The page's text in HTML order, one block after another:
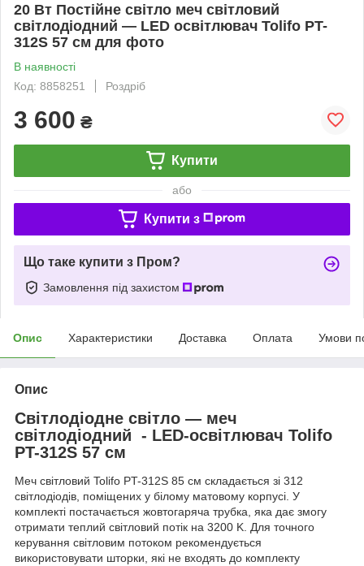
20 Вт Постійне світло меч світловий
світлодіодний — LED освітлювач Tolifo PT-
312S 57 см для фото
В наявності
Код: 8858251
Роздріб
3 600 ₴
Купити
або
Купити з
Що таке купити з Пром?
Замовлення під захистом
Опис Характеристики Доставка Оплата Умови
Опис
Світлодіодне світло — меч
світлодіодний - LED-освітлювач Tolifo
PT-312S 57 см
Меч світловий Tolifo PT-312S 85 см складається зі 312
світлодіодів, поміщених у білому матовому корпусі. У
комплекті постачається жовтогаряча трубка, яка дає змогу
отримати теплий світловий потік на 3200 K. Для точного
керування світловим потоком рекомендується
використовувати шторки, які не входять до комплекту